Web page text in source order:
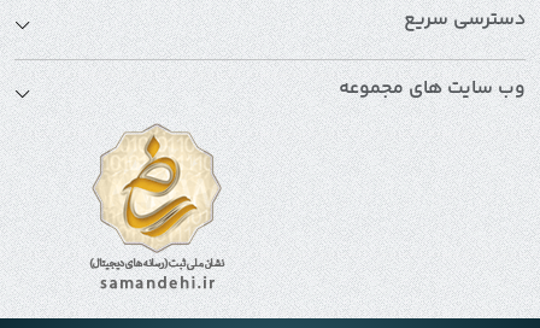
دسترسی سریع
وب سایت های مجموعه